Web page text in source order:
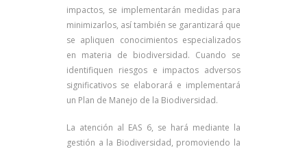
impactos, se implementarán medidas para
minimizarlos, así también se garantizará que
se apliquen conocimientos especializados
en materia de biodiversidad. Cuando se
identifiquen riesgos e impactos adversos
significativos se elaborará e implementará
un Plan de Manejo de la Biodiversidad.
La atención al EAS 6, se hará mediante la
gestión a la Biodiversidad, promoviendo la